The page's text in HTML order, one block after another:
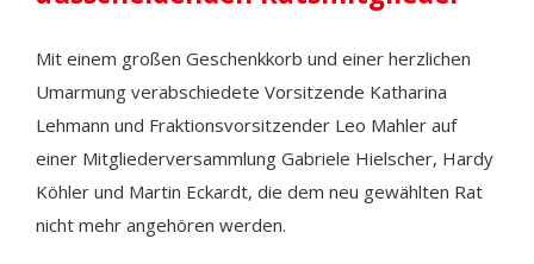
Mit einem großen Geschenkkorb und einer herzlichen
Umarmung verabschiedete Vorsitzende Katharina
Lehmann und Fraktionsvorsitzender Leo Mahler auf
einer Mitgliederversammlung Gabriele Hielscher, Hardy
Köhler und Martin Eckardt, die dem neu gewählten Rat
nicht mehr angehören werden.